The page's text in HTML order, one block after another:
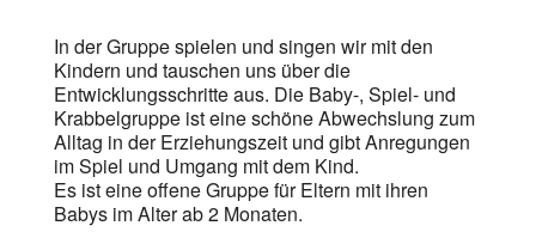
In der Gruppe spielen und singen wir mit den
Kindern und tauschen uns über die
Entwicklungsschritte aus. Die Baby-, Spiel- und
Krabbelgruppe ist eine schöne Abwechslung zum
Alltag in der Erziehungszeit und gibt Anregungen
im Spiel und Umgang mit dem Kind.
Es ist eine offene Gruppe für Eltern mit ihren
Babys im Alter ab 2 Monaten.